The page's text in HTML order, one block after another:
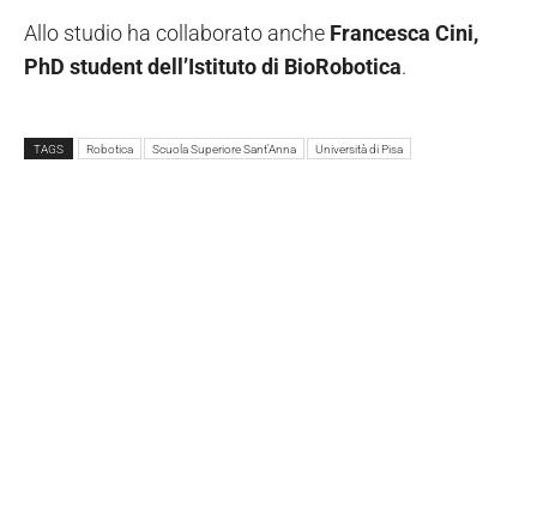
Allo studio ha collaborato anche Francesca Cini,
PhD student dell’Istituto di BioRobotica.
TAGS Robotica Scuola Superiore Sant'Anna Università di Pisa